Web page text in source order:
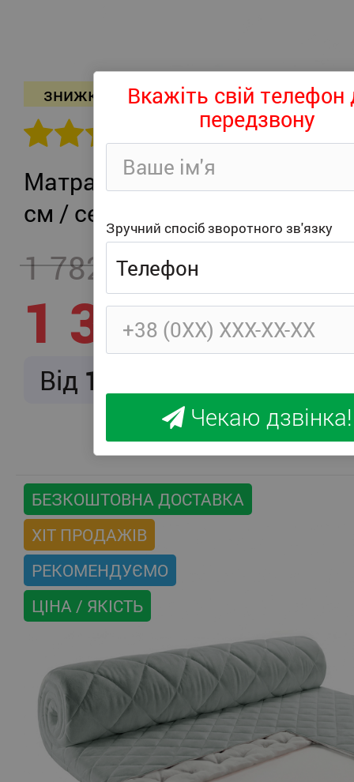
знижка -26%
302 відгуків
Матрац Persei Roll Air UP
см / середня жорсткість
1 782 - 457
1 325
Від 166
БЕЗКОШТОВНА ДОСТАВКА
ХІТ ПРОДАЖІВ
РЕКОМЕНДУЄМО
ЦІНА / ЯКІСТЬ
Вкажіть свій телефон
передзвону
Зручний спосіб зворотного зв'язку
Чекаю дзвінка!